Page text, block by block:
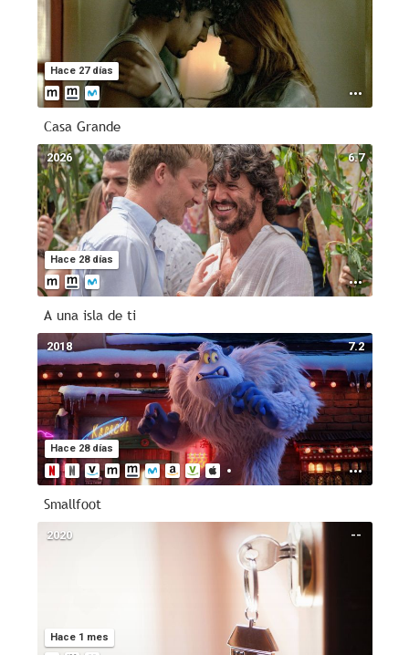
Hace 27 días
Casa Grande
6.7
Hace 28 días
2026
A una isla de ti
7.2
Hace 28 días
2018
Smallfoot
--
Hace 1 mes
2020